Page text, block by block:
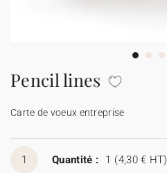
★ Demande d'échantillons
Menus
Pencil lines
Carte de voeux entreprise
1 Quantité : 1 (4,30 € HT)